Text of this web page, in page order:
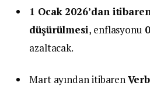
1 Ocak 2026’dan
düşürülmesi, enflasyonu
azaltacak.
Mart ayından itibaren